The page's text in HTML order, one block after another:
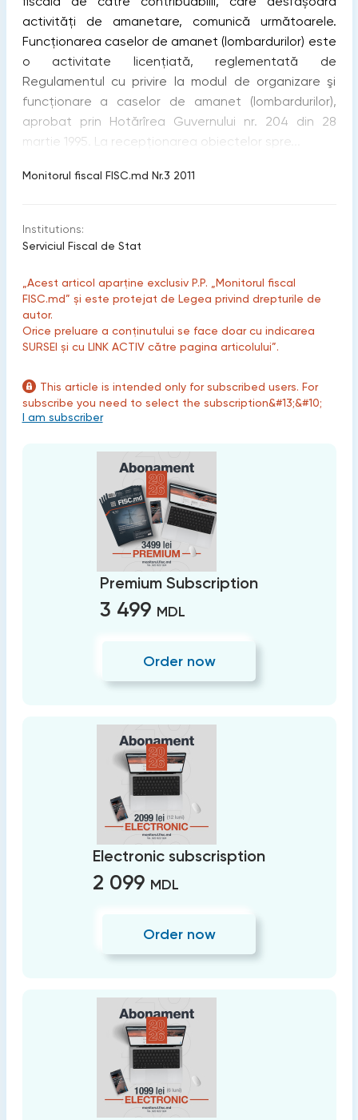
activităţi de amanetare, comunică următoarele.
Funcţionarea caselor de amanet (lombardurilor) este
o activitate licenţiată, reglementată de
Regulamentul cu privire la modul de organizare şi
funcţionare a caselor de amanet (lombardurilor),
aprobat prin Hotărîrea Guvernului nr. 204 din 28
martie 1995. La recepţionarea obiectelor spre...
Monitorul fiscal FISC.md Nr.3 2011
Institutions:
Serviciul Fiscal de Stat
„Acest articol aparține exclusiv P.P. „Monitorul fiscal
FISC.md” și este protejat de Legea privind drepturile de
autor.
Orice preluare a conținutului se face doar cu indicarea
SURSEI și cu LINK ACTIV către pagina articolului”.
This article is intended only for subscribed users. For
subscribe you need to select the subscription&#13;&#10;
I am subscriber
Premium Subscription
3 499 MDL
Order now
Electronic subscrisption
2 099 MDL
Order now